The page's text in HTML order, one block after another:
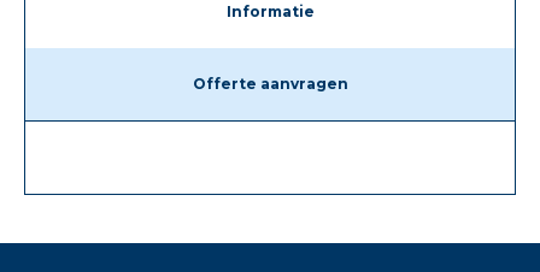
Informatie
Offerte aanvragen